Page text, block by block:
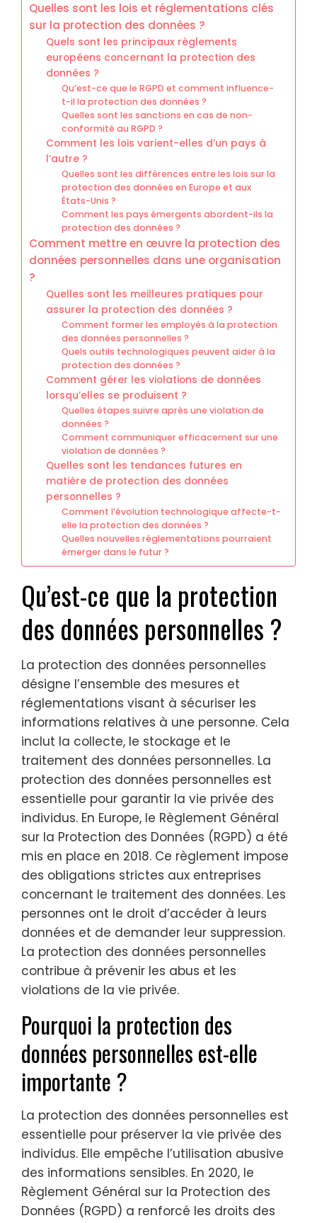
Quelles sont les lois et réglementations clés
sur la protection des données ?
Quels sont les principaux règlements
européens concernant la protection des
données ?
Qu’est-ce que le RGPD et comment influence-
t-il la protection des données ?
Quelles sont les sanctions en cas de non-
conformité au RGPD ?
Comment les lois varient-elles d’un pays à
l’autre ?
Quelles sont les différences entre les lois sur la
protection des données en Europe et aux
États-Unis ?
Comment les pays émergents abordent-ils la
protection des données ?
Comment mettre en œuvre la protection des
données personnelles dans une organisation
?
Quelles sont les meilleures pratiques pour
assurer la protection des données ?
Comment former les employés à la protection
des données personnelles ?
Quels outils technologiques peuvent aider à la
protection des données ?
Comment gérer les violations de données
lorsqu’elles se produisent ?
Quelles étapes suivre après une violation de
données ?
Comment communiquer efficacement sur une
violation de données ?
Quelles sont les tendances futures en
matière de protection des données
personnelles ?
Comment l’évolution technologique affecte-t-
elle la protection des données ?
Quelles nouvelles réglementations pourraient
émerger dans le futur ?
Qu’est-ce que la protection
des données personnelles ?
La protection des données personnelles
désigne l’ensemble des mesures et
réglementations visant à sécuriser les
informations relatives à une personne. Cela
inclut la collecte, le stockage et le
traitement des données personnelles. La
protection des données personnelles est
essentielle pour garantir la vie privée des
individus. En Europe, le Règlement Général
sur la Protection des Données (RGPD) a été
mis en place en 2018. Ce règlement impose
des obligations strictes aux entreprises
concernant le traitement des données. Les
personnes ont le droit d’accéder à leurs
données et de demander leur suppression.
La protection des données personnelles
contribue à prévenir les abus et les
violations de la vie privée.
Pourquoi la protection des
données personnelles est-elle
importante ?
La protection des données personnelles est
essentielle pour préserver la vie privée des
individus. Elle empêche l’utilisation abusive
des informations sensibles. En 2020, le
Règlement Général sur la Protection des
Données (RGPD) a renforcé les droits des